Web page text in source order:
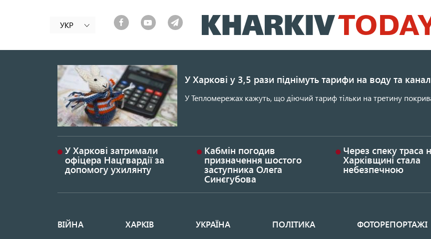
до
основного
УКР
У Харкові у 3,5 рази піднімуть тарифи на воду та
У Тепломережах кажуть, що діючий тариф тільки на третину
У Харкові затримали
офіцера Нацгвардії за
допомогу ухилянту
Кабмін погодив
призначення шостого
заступника Олега
Синєгубова
Через спеку траса
Харківщині стала
небезпечною
Основная
ВІЙНА ХАРКІВ УКРАЇНА ПОЛІТИКА ФОТОРЕПОРТАЖІ